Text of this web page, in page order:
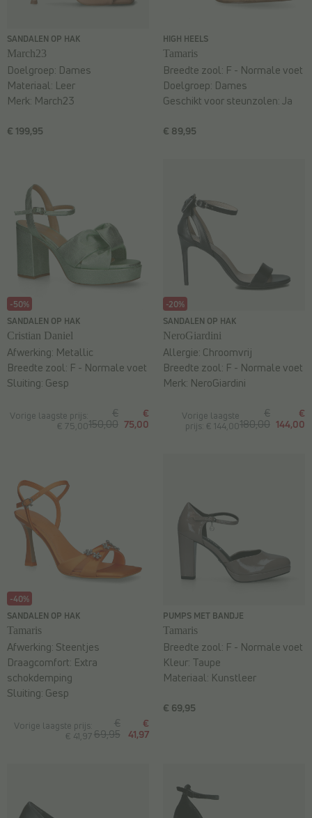
SANDALEN OP HAK
March23
€ 199,95
Doelgroep: Dames
Materiaal: Leer
Merk: March23
HIGH HEELS
Tamaris
€ 89,95
Breedte zool: F - Normale voet
Doelgroep: Dames
Geschikt voor steunzolen:Ja
-50%
SANDALEN OP HAK
Cristian Daniel
Vorige laagste prijs:
€ 75,00
€
150,00
€
75,00
Afwerking: Metallic
Breedte zool: F - Normale voet
Sluiting: Gesp
-20%
SANDALEN OP HAK
NeroGiardini
Vorige laagste
prijs: € 144,00
€
180,00
€
144,00
Allergie: Chroomvrij
Breedte zool: F - Normale voet
Merk: NeroGiardini
-40%
SANDALEN OP HAK
Tamaris
Vorige laagste prijs:
€ 41,97
€
69,95
€
41,97
Afwerking: Steentjes
Draagcomfort: Extra
schokdemping
Sluiting: Gesp
PUMPS MET BANDJE
Tamaris
€ 69,95
Breedte zool: F - Normale voet
Kleur: Taupe
Materiaal: Kunstleer